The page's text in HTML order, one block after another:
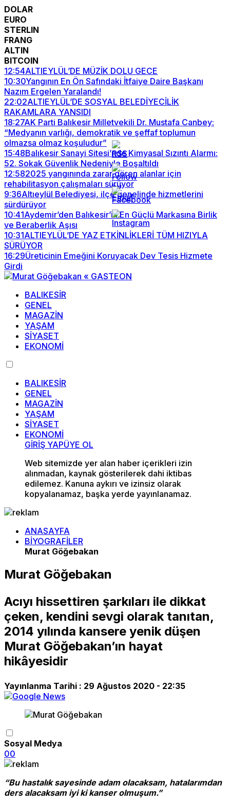
DOLAR
EURO
STERLIN
FRANG
ALTIN
BITCOIN
12:54ALTIEYLÜL’DE MÜZİK DOLU GECE
10:30Yangının En Ön Safındaki İtfaiye Daire Başkanı
Nazım Ergelen Yaralandı!
22:02ALTIEYLÜL’DE SOSYAL BELEDİYECİLİK
RAKAMLARA YANSIDI
18:27AK Parti Balıkesir Milletvekili Dr. Mustafa Canbey:
“Medyanın varlığı, demokratik ve şeffaf toplumun
olmazsa olmaz koşuludur”
15:48Balıkesir Sanayi Sitesi’nde Kimyasal Sızıntı Alarmı:
52. Sokak Güvenlik Nedeniyle Boşaltıldı
12:582025 yangınında zarar gören alanlar için
rehabilitasyon çalışmaları sürüyor
9:36Altıeylül Belediyesi, ilçe genelinde hizmetlerini
sürdürüyor
10:41Aydemir’den Balıkesir’in En Güçlü Markasına Birlik
ve Beraberlik Aşısı
10:31ALTIEYLÜL’DE YAZ ETKİNLİKLERİ TÜM HIZIYLA
SÜRÜYOR
16:29Üreticinin Emeğini Koruyacak Dev Tesis Hizmete
Girdi
BALIKESİR
GENEL
MAGAZİN
YAŞAM
SİYASET
EKONOMİ
BALIKESİR
GENEL
MAGAZİN
YAŞAM
SİYASET
EKONOMİ
GİRİŞ YAPÜYE OL
Web sitemizde yer alan haber içerikleri izin
alınmadan, kaynak gösterilerek dahi iktibas
edilemez. Kanuna aykırı ve izinsiz olarak
kopyalanamaz, başka yerde yayınlanamaz.
ANASAYFA
BİYOGRAFİLER
Murat Göğebakan
Murat Göğebakan
Acıyı hissettiren şarkıları ile dikkat
çeken, kendini sevgi olarak tanıtan,
2014 yılında kansere yenik düşen
Murat Göğebakan’ın hayat
hikâyesidir
Yayınlanma Tarihi : 29 Ağustos 2020 - 22:35
Sosyal Medya
00
“Bu hastalık sayesinde adam olacaksam, hatalarımdan
ders alacaksam iyi ki kanser olmuşum.”